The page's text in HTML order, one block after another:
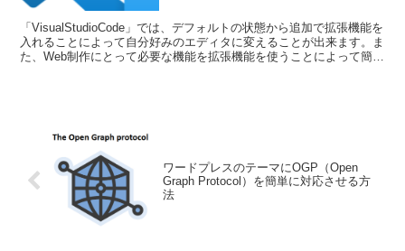
「VisualStudioCode」では、デフォルトの状態から追加で拡張機能を
入れることによって自分好みのエディタに変えることが出来ます。ま
た、Web制作にとって必要な機能を拡張機能を使うことによって簡単
ワードプレスのテーマにOGP（Open
Graph Protocol）を簡単に対応させる方
法